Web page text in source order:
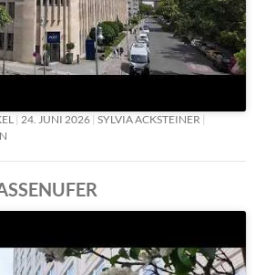
24. JUNI 2026 SYLVIA ACKSTEINER